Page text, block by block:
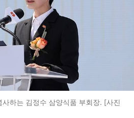
하는 김정수 삼양식품 부회장. [사진